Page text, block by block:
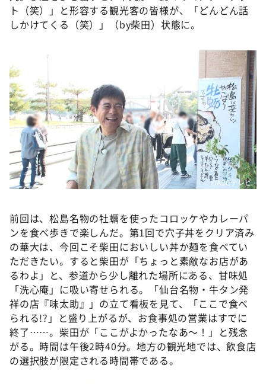
ト（笑）」と形容する観光客の皆様が、「どんどん話
しかけてくる（笑）」（by柴田）状態に。
©️ABCテレビ
前回は、松島名物の牡蠣を使ったコロッケやカレーパ
ンを食べ歩きで楽しんだ。第1回で穴子丼をクリア済み
の華大は、今回こそ柴田においしい丼か麺を食べてい
ただきたい。すると柴田が「ちょっと素敵なお店があ
るわよ」と、参道から少し離れた場所にある、甘味処
「洗心庵」に吸い寄せられる。「仙台名物・牛タン発
祥の店『味太助』」の立て看板を見て、「ここで食べ
られる!?」と盛り上がるが、お食事処の営業はすでに
終了……。柴田が「ここがよかったなあ〜！」と残念
がる。時間は午後2時40分。地方の観光地では、飲食店
の選択肢が限定される時間帯である。